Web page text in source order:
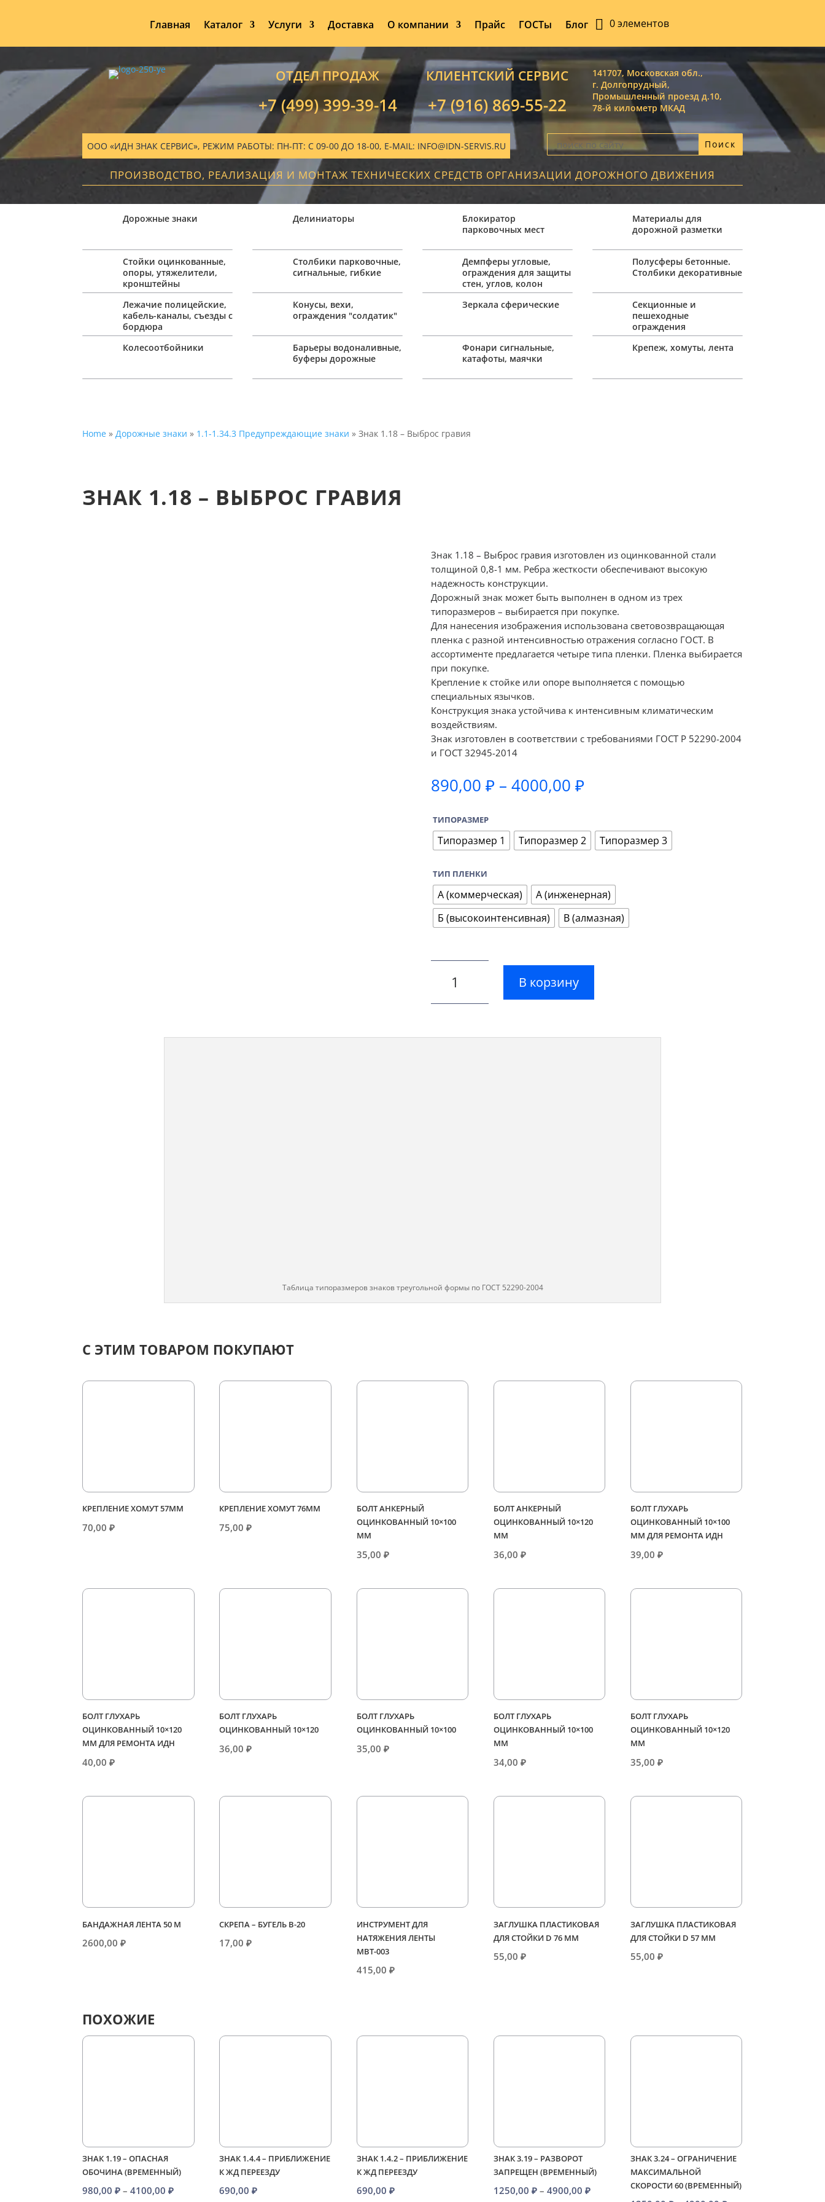
Главная Каталог Услуги Доставка О компании Прайс ГОСТы Блог 0 элементов
ОТДЕЛ ПРОДАЖ
+7 (499) 399-39-14
КЛИЕНТСКИЙ СЕРВИС
+7 (916) 869-55-22
141707, Московская обл.,
г. Долгопрудный,
Промышленный проезд д.10,
78-й километр МКАД
ООО «ИДН ЗНАК СЕРВИС», РЕЖИМ РАБОТЫ: ПН-ПТ: С 09-00 ДО 18-00, E-MAIL: INFO@IDN-SERVIS.RU
ПРОИЗВОДСТВО, РЕАЛИЗАЦИЯ И МОНТАЖ ТЕХНИЧЕСКИХ СРЕДСТВ ОРГАНИЗАЦИИ ДОРОЖНОГО ДВИЖЕНИЯ
Дорожные знаки
Стойки оцинкованные,
опоры, утяжелители,
кронштейны
Лежачие полицейские,
кабель-каналы, съезды с
бордюра
Колесоотбойники
Делиниаторы
Столбики парковочные,
сигнальные, гибкие
Конусы, вехи,
ограждения "солдатик"
Барьеры водоналивные,
буферы дорожные
Блокиратор
парковочных мест
Демпферы угловые,
ограждения для защиты
стен, углов, колон
Зеркала сферические
Фонари сигнальные,
катафоты, маячки
Материалы для
дорожной разметки
Полусферы бетонные.
Столбики декоративные
Секционные и
пешеходные
ограждения
Крепеж, хомуты, лента
Home » Дорожные знаки » 1.1-1.34.3 Предупреждающие знаки » Знак 1.18 – Выброс гравия
ЗНАК 1.18 – ВЫБРОС ГРАВИЯ
Знак 1.18 – Выброс гравия изготовлен из оцинкованной стали
толщиной 0,8-1 мм. Ребра жесткости обеспечивают высокую
надежность конструкции.
Дорожный знак может быть выполнен в одном из трех
типоразмеров – выбирается при покупке.
Для нанесения изображения использована световозвращающая
пленка с разной интенсивностью отражения согласно ГОСТ. В
ассортименте предлагается четыре типа пленки. Пленка выбирается
при покупке.
Крепление к стойке или опоре выполняется с помощью
специальных язычков.
Конструкция знака устойчива к интенсивным климатическим
воздействиям.
Знак изготовлен в соответствии с требованиями ГОСТ Р 52290-2004
и ГОСТ 32945-2014
890,00 ₽ – 4000,00 ₽Диапазон
–
4000,00 ₽
ТИПОРАЗМЕР
Типоразмер 1 Типоразмер 2 Типоразмер 3
ТИП ПЛЕНКИ
А (коммерческая)
А (инженерная)
Б (высокоинтенсивная)
В (алмазная)
В корзину
Таблица типоразмеров знаков треугольной формы по ГОСТ 52290-2004
С ЭТИМ ТОВАРОМ ПОКУПАЮТ
КРЕПЛЕНИЕ ХОМУТ 57ММ
70,00₽
КРЕПЛЕНИЕ ХОМУТ 76ММ
75,00₽
БОЛТ АНКЕРНЫЙ
ОЦИНКОВАННЫЙ 10×100
ММ
35,00 ₽
БОЛТ АНКЕРНЫЙ
ОЦИНКОВАННЫЙ 10×120
ММ
36,00 ₽
БОЛТ ГЛУХАРЬ
ОЦИНКОВАННЫЙ 10×100
ММ ДЛЯ РЕМОНТА ИДН
39,00 ₽
БОЛТ ГЛУХАРЬ
ОЦИНКОВАННЫЙ 10×120
ММ ДЛЯ РЕМОНТА ИДН
40,00₽
БОЛТ ГЛУХАРЬ
ОЦИНКОВАННЫЙ 10×120
36,00₽
БОЛТ ГЛУХАРЬ
ОЦИНКОВАННЫЙ 10×100
35,00 ₽
БОЛТ ГЛУХАРЬ
ОЦИНКОВАННЫЙ 10×100
ММ
34,00 ₽
БОЛТ ГЛУХАРЬ
ОЦИНКОВАННЫЙ 10×120
ММ
35,00 ₽
БАНДАЖНАЯ ЛЕНТА 50 М
2600,00₽
СКРЕПА – БУГЕЛЬ В-20
17,00₽
ИНСТРУМЕНТ ДЛЯ
НАТЯЖЕНИЯ ЛЕНТЫ
МВТ-003
415,00 ₽
ЗАГЛУШКА ПЛАСТИКОВАЯ
ДЛЯ СТОЙКИ D 76 ММ
55,00 ₽
ЗАГЛУШКА ПЛАСТИКОВАЯ
ДЛЯ СТОЙКИ D 57 ММ
55,00 ₽
ПОХОЖИЕ
ЗНАК 1.19 – ОПАСНАЯ
ОБОЧИНА (ВРЕМЕННЫЙ)
980,00₽ – 4100,00₽Диапазон
ЗНАК 1.4.4 – ПРИБЛИЖЕНИЕ
К ЖД ПЕРЕЕЗДУ
690,00₽
ЗНАК 1.4.2 – ПРИБЛИЖЕНИЕ
К ЖД ПЕРЕЕЗДУ
690,00 ₽
ЗНАК 3.19 – РАЗВОРОТ
ЗАПРЕЩЕН (ВРЕМЕННЫЙ)
1250,00 ₽ – 4900,00 ₽Диапазон
ЗНАК 3.24 – ОГРАНИЧЕНИЕ
МАКСИМАЛЬНОЙ
СКОРОСТИ 60 (ВРЕМЕННЫЙ)